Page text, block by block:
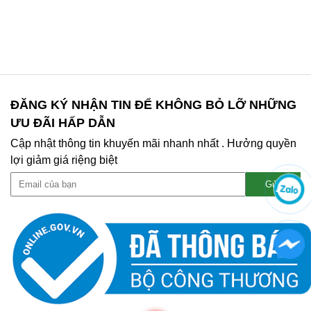
ĐĂNG KÝ NHẬN TIN ĐỂ KHÔNG BỎ LỠ NHỮNG
ƯU ĐÃI HẤP DẪN
Cập nhật thông tin khuyến mãi nhanh nhất . Hưởng quyền
lợi giảm giá riệng biệt